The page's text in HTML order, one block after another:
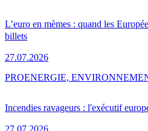
L’euro en mèmes : quand les
billets
27.07.2026
Incendies ravageurs : l'exécutif
27.07.2026
PROENERGIE,